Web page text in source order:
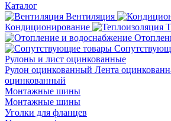
Каталог
Вентиляция
Кондиционирование
Рулоны и лист оцинкованные
Рулон оцинкованный Лента
оцинкованный
Монтажные шины
Монтажные шины
Уголки для фланцев